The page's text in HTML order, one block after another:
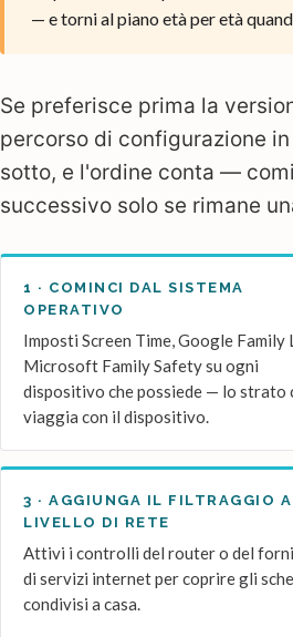
— e torni al piano età per età
Se preferisce prima la
percorso di configurazione
sotto, e l'ordine conta —
successivo solo se rimane
1 · COMINCI DAL SISTEMA
OPERATIVO
Imposti Screen Time, Google Family
Microsoft Family Safety su ogni
dispositivo che possiede — lo strato
viaggia con il dispositivo.
3 · AGGIUNGA IL FILTRAGGIO A
LIVELLO DI RETE
Attivi i controlli del router o del
di servizi internet per coprire gli
condivisi a casa.